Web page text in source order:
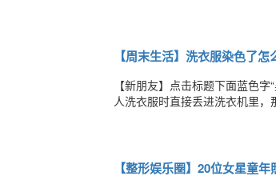
【周末生活】洗衣服染色了
【新朋友】点击标题下面蓝色
人洗衣服时直接丢进洗衣机里
【整形娱乐圈】20位女星童